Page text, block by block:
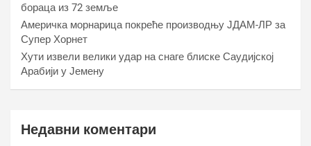
бораца из 72 земље
Америчка морнарица покреће производњу ЈДАМ-ЛР за
Супер Хорнет
Хути извели велики удар на снаге блиске Саудијској
Арабији у Јемену
Недавни коментари